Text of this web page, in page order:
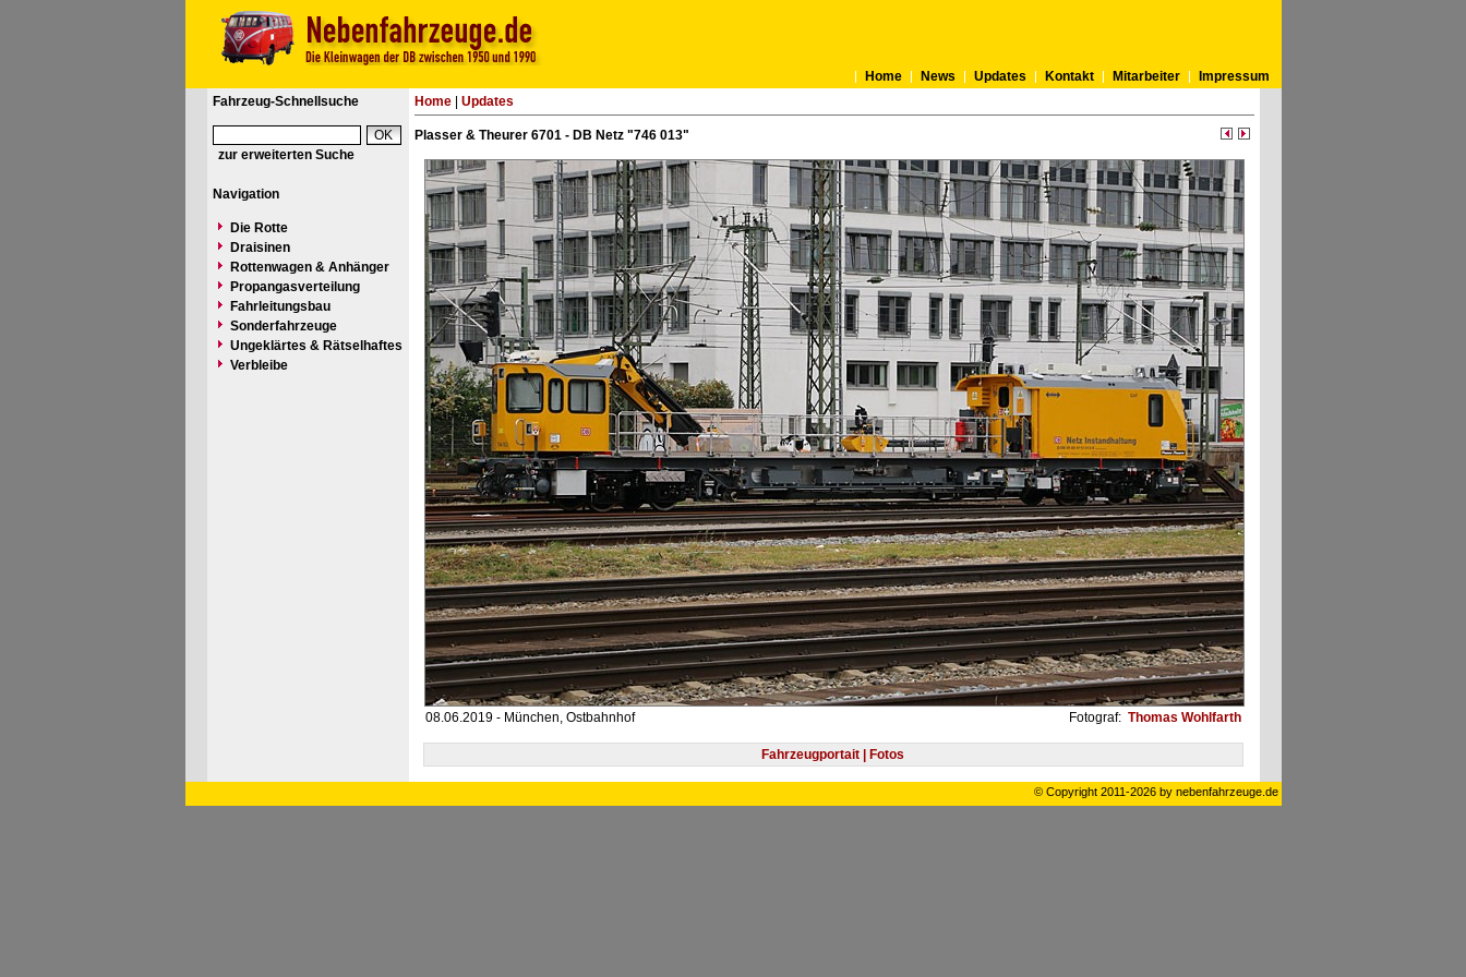
Home News Updates Kontakt Mitarbeiter
Impressum
Fahrzeug-Schnellsuche
zur erweiterten Suche
Navigation
Die Rotte
Draisinen
Rottenwagen & Anhänger
Propangasverteilung
Fahrleitungsbau
Sonderfahrzeuge
Ungeklärtes & Rätselhaftes
Verbleibe
Home| Updates
Plasser & Theurer 6701 - DB Netz "746 013"
08.06.2019 - München, Ostbahnhof Fotograf: Thomas Wohlfarth
Fahrzeugportait | Fotos
© Copyright 2011-2026 by nebenfahrzeuge.de